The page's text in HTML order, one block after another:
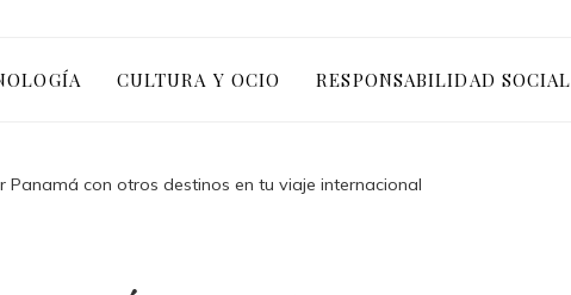
CULTURA Y OCIO RESPONSABILIDAD SOCIAL
Panamá con otros destinos en tu viaje internacional